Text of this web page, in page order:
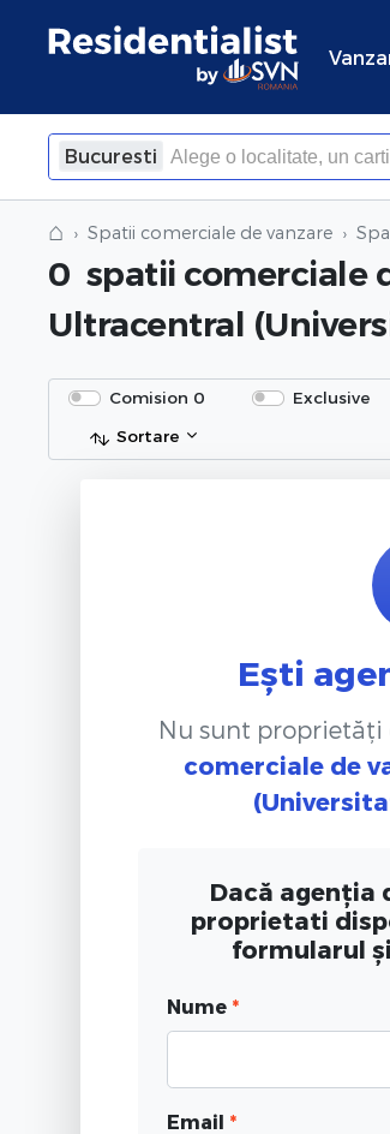
Bucuresti
⌂ Spatii comerciale de vanzare
0 spatii comerciale
Ultracentral
Comision 0 Exclusive
Sortare
Ești
Nu sunt
comerciale de
Dacă agenția
proprietati
formularul
Nume *
Email *